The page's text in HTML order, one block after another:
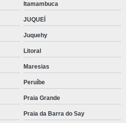
Tuiuti
aluguel Itupeva
cotar Santos
Itamambuca
JUQUEÍ
Juquehy
Litoral
Maresias
Peruíbe
Praia Grande
Praia da Barra do Say